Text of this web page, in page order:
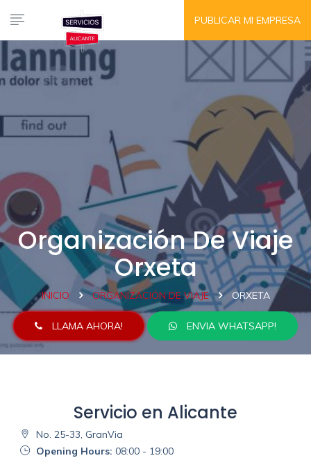
PUBLICAR MI EMPRESA
Organización De Viaje
Orxeta
INICIO ORGANIZACIÓN DE VIAJE ORXETA
LLAMA AHORA! ENVIA WHATSAPP!
Servicio en Alicante
No. 25-33, GranVia
Opening Hours: 08:00 - 19:00